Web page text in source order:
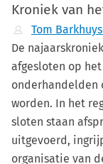
Kroniek van
Tom
De
afgesloten op
onderhandelden
worden. In het
sloten staan
uitgevoerd,
organisatie van